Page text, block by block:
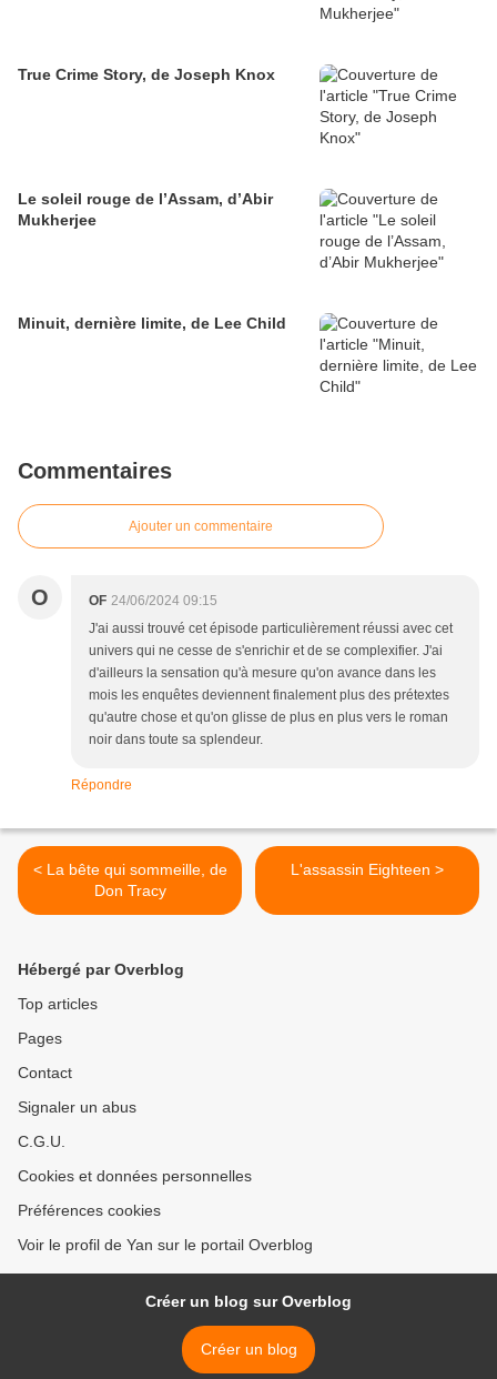
True Crime Story, de Joseph Knox
Le soleil rouge de l’Assam, d’Abir
Mukherjee
Minuit, dernière limite, de Lee Child
Commentaires
Ajouter un commentaire
O OF 24/06/2024 09:15
J'ai aussi trouvé cet épisode particulièrement réussi avec cet
univers qui ne cesse de s'enrichir et de se complexifier. J'ai
d'ailleurs la sensation qu'à mesure qu'on avance dans les
mois les enquêtes deviennent finalement plus des prétextes
qu'autre chose et qu'on glisse de plus en plus vers le roman
noir dans toute sa splendeur.
Répondre
< La bête qui sommeille, de
Don Tracy
L'assassin Eighteen >
Hébergé par Overblog
Top articles
Pages
Contact
Signaler un abus
C.G.U.
Cookies et données personnelles
Préférences cookies
Voir le profil de Yan sur le portail Overblog
Créer un blog sur Overblog
Créer un blog